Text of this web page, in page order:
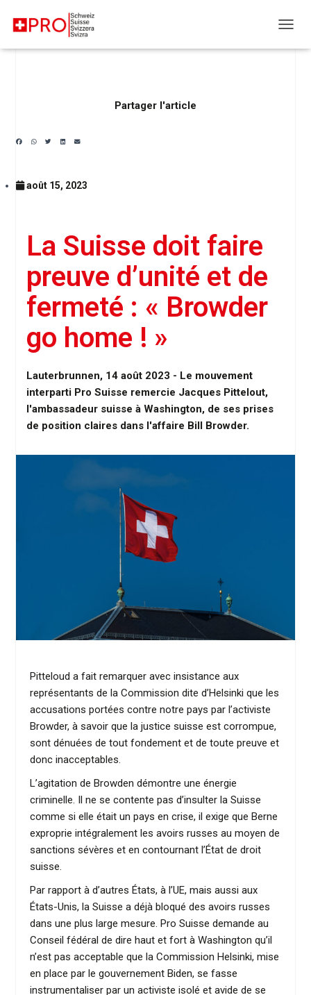
août 15, 2023
Partager l'article
La Suisse doit faire
preuve d’unité et de
fermeté : « Browder
go home ! »
Lauterbrunnen, 14 août 2023 - Le mouvement
interparti Pro Suisse remercie Jacques Pittelout,
l'ambassadeur suisse à Washington, de ses prises
de position claires dans l'affaire Bill Browder.
Pitteloud a fait remarquer avec insistance aux
représentants de la Commission dite d’Helsinki que les
accusations portées contre notre pays par l’activiste
Browder, à savoir que la justice suisse est corrompue,
sont dénuées de tout fondement et de toute preuve et
donc inacceptables.
L’agitation de Browden démontre une énergie
criminelle. Il ne se contente pas d’insulter la Suisse
comme si elle était un pays en crise, il exige que Berne
exproprie intégralement les avoirs russes au moyen de
sanctions sévères et en contournant l’État de droit
suisse.
Par rapport à d’autres États, à l’UE, mais aussi aux
États-Unis, la Suisse a déjà bloqué des avoirs russes
dans une plus large mesure. Pro Suisse demande au
Conseil fédéral de dire haut et fort à Washington qu’il
n’est pas acceptable que la Commission Helsinki, mise
en place par le gouvernement Biden, se fasse
instrumentaliser par un activiste isolé et avide de se